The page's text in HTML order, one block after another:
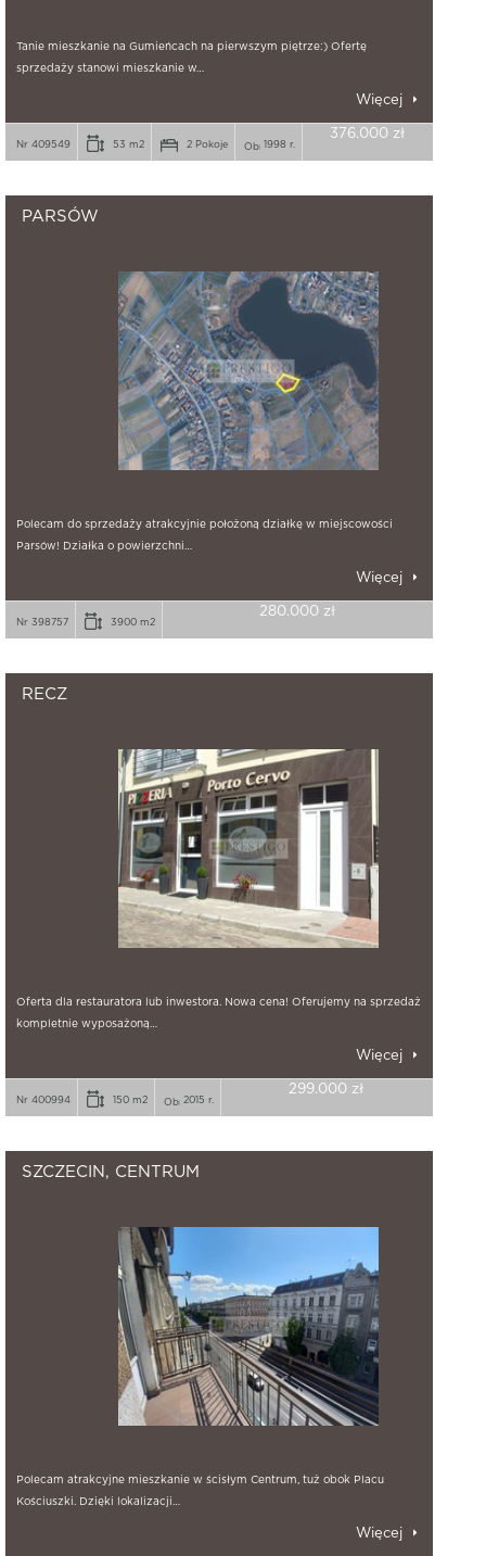
Tanie mieszkanie na Gumieńcach na pierwszym piętrze:) Ofertę
sprzedaży stanowi mieszkanie w…
Więcej
Nr 409549 53 m2 2 Pokoje 1998 r.
376.000 zł
PARSÓW
Polecam do sprzedaży atrakcyjnie położoną działkę w miejscowości
Parsów! Działka o powierzchni…
Więcej
Nr 398757 3900 m2
280.000 zł
RECZ
Oferta dla restauratora lub inwestora. Nowa cena! Oferujemy na sprzedaż
kompletnie wyposażoną…
Więcej
Nr 400994 150 m2 2015 r.
299.000 zł
SZCZECIN, CENTRUM
Polecam atrakcyjne mieszkanie w ścisłym Centrum, tuż obok Placu
Kościuszki. Dzięki lokalizacji…
Więcej